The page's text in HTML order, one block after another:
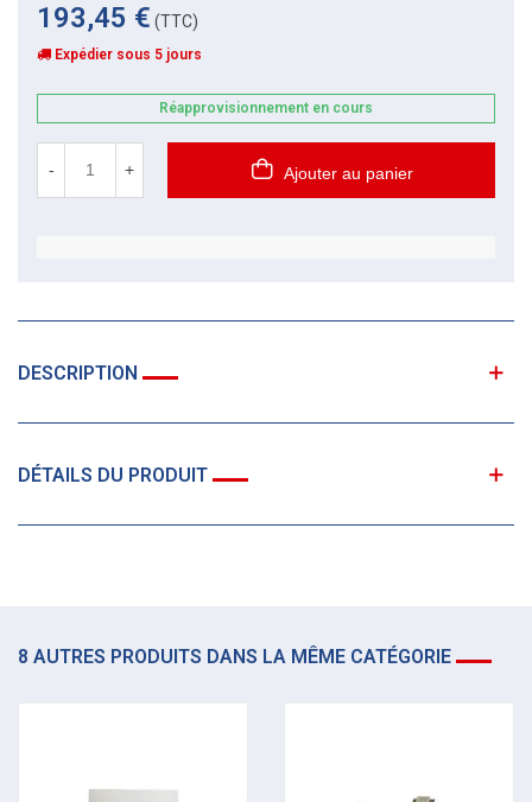
193,45 € (TTC)
Expédier sous 5 jours
Réapprovisionnement en cours
- + Ajouter au panier
DESCRIPTION
DÉTAILS DU PRODUIT
8 AUTRES PRODUITS DANS LA MÊME CATÉGORIE